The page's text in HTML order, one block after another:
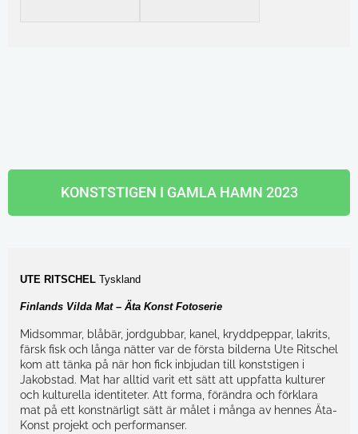
KONSTSTIGEN I GAMLA HAMN 2023
UTE RITSCHEL Tyskland
Finlands Vilda Mat – Äta Konst Fotoserie
Midsommar, blåbär, jordgubbar, kanel, kryddpeppar, lakrits,
färsk fisk och långa nätter var de första bilderna Ute Ritschel
kom att tänka på när hon fick inbjudan till konststigen i
Jakobstad. Mat har alltid varit ett sätt att uppfatta kulturer
och kulturella identiteter. Att forma, förändra och förklara
mat på ett konstnärligt sätt är målet i många av hennes Äta-
Konst projekt och performanser.